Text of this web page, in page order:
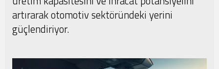
artırarak otomotiv sektöründeki yerini
güçlendiriyor.